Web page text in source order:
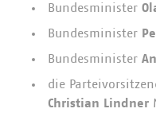
Bundesminister
Bundesminister
Bundesminister
die
Christian Lindner